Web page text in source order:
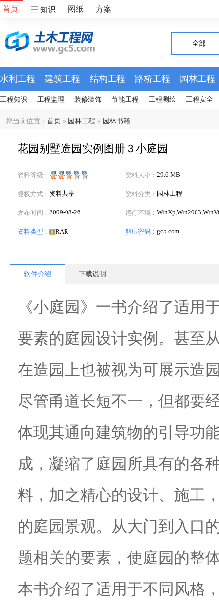
首页 知识 图纸 方案
全部
水利工程 建筑工程 结构工程 路桥工程 园林工程
工程知识 工程监理 装修装饰 节能工程 工程测绘 工程安全
您当前位置： 首页 » 园林工程 » 园林书籍
花园别墅造园实例图册３小庭园
资料等级：
授权方式： 资料共享
发布时间： 2009-08-26
资料类型： RAR
资料大小： 29.6 MB
资料分类： 园林工程
运行环境：
解压密码： gc5.com
软件介绍 下载说明
《小庭园》一书介绍了适用
要素的庭园设计实例。甚至
在造园上也被视为可展示造
尽管甬道长短不一，但都要
体现其通向建筑物的引导功
成，凝缩了庭园所具有的各
料，加之精心的设计、施工
的庭园景观。从大门到入口
题相关的要素，使庭园的整
本书介绍了适用于不同风格